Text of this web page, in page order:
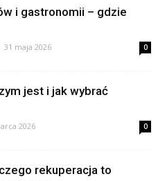
i gastronomii – gdzie
31 maja 2026 0
jest i jak wybrać
2026 0
rekuperacja to